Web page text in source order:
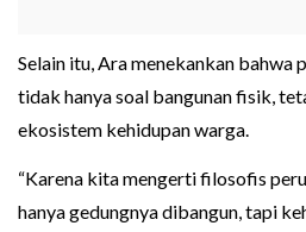
Selain itu, Ara menekankan bahwa
tidak hanya soal bangunan fisik,
ekosistem kehidupan warga.
“Karena kita mengerti filosofis
hanya gedungnya dibangun, tapi